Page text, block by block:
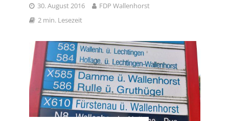
30. August 2016
FDP Wallenhorst
2 min. Lesezeit